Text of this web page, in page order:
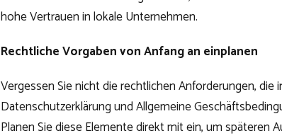
hohe Vertrauen in lokale Unternehmen.
Rechtliche Vorgaben von Anfang an einplanen
Vergessen Sie nicht die rechtlichen Anforderungen, die
Datenschutzerklärung und Allgemeine
Planen Sie diese Elemente direkt mit ein, um späteren